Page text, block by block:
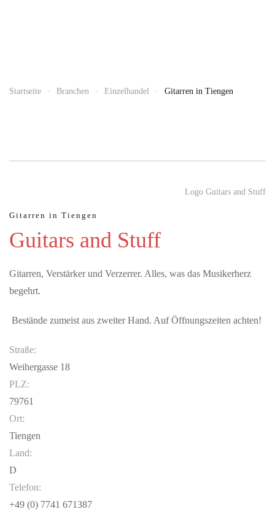
Startseite Branchen Einzelhandel Gitarren in Tiengen
Hochkarätige Klassikkonzerte im Hochschwarzwald
Sommerzeit ist im Hochschwarzwald auch Klassik-Zeit:
S-Bahn - Ein Ja ist ein Signal für die Zukunft der
Vertreterinnen und Vertreter aus Politik, Wirtschaft und
Zivilgesellschaft haben heute gemeinsam ihre Unterstützung für
den Bahnknoten…
Public Viewing Schweiz vs. Argentinien – Die
Fussballnacht in Schaffhausen
Erlebe das Spiel Argentinien vs. Schweiz in einmaliger
FCS Arena.Freue dich auf…
Logo Guitars and Stuff
Gitarren in Tiengen
Guitars and Stuff
Gitarren, Verstärker und Verzerrer. Alles, was das Musikerherz
begehrt.
Bestände zumeist aus zweiter Hand. Auf Öffnungszeiten achten!
Straße:
Weihergasse 18
PLZ:
79761
Ort:
Tiengen
Land:
D
Telefon:
+49 (0) 7741 671387